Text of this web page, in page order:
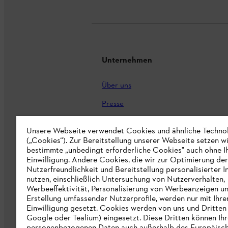
Unternehmen
Über uns
Presse
STIHL Markenshop
Nachhaltigkeit
STIHL Hinweisgebersystem
Informationen für Lieferunternehmen
Erklärung zur Barrierefreiheit
Unsere Webseite verwendet Cookies und ähnliche
(„Cookies“). Zur Bereitstellung unserer Webseite setzen
bestimmte „unbedingt erforderliche Cookies" auch ohne
Einwilligung. Andere Cookies, die wir zur Optimierung der
Nutzerfreundlichkeit und Bereitstellung personalisierter
nutzen, einschließlich Untersuchung von Nutzerverhalten,
Werbeeffektivität, Personalisierung von Werbeanzeigen
Erstellung umfassender Nutzerprofile, werden nur mit
Einwilligung gesetzt. Cookies werden von uns und Dritten
Google oder Tealium) eingesetzt. Diese Dritten können